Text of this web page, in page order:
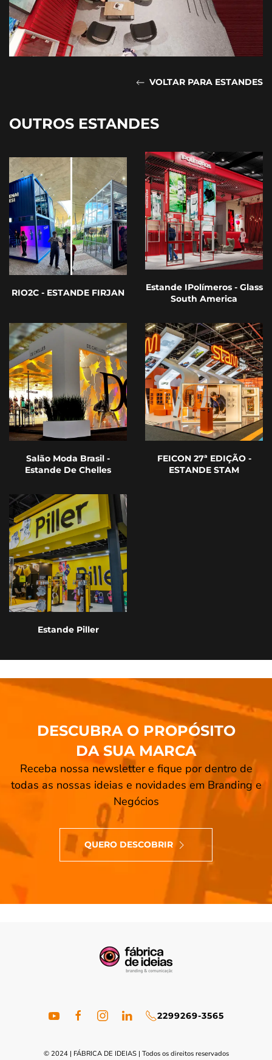
VOLTAR PARA ESTANDES
OUTROS ESTANDES
RIO2C - ESTANDE FIRJAN
Estande IPolímeros - Glass
South America
Salão Moda Brasil -
Estande De Chelles
FEICON 27ª EDIÇÃO -
ESTANDE STAM
Estande Piller
DESCUBRA O PROPÓSITO
DA SUA MARCA
Receba nossa newsletter e fique por dentro de
todas as nossas ideias e novidades em Branding e
Negócios
QUERO DESCOBRIR
2299269-3565
© 2024 | FÁBRICA DE IDEIAS | Todos os direitos reservados